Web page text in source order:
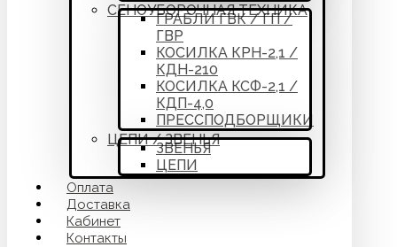
СЕНОУБОРОЧНАЯ ТЕХНИКА
ГРАБЛИ ГВК / ГП /
ГВР
КОСИЛКА КРН-2,1 /
КДН-210
КОСИЛКА КСФ-2,1 /
КДП-4,0
ПРЕССПОДБОРЩИКИ
ЦЕПИ / ЗВЕНЬЯ
ЗВЕНЬЯ
ЦЕПИ
Оплата
Доставка
Кабинет
Контакты